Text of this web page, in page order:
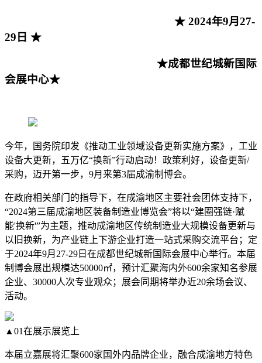
★ 2024年9月27-
29日 ★
★成都世纪城新国际
会展中心★
今年，国务院印发《推动工业领域设备更新实施方案》，工业
设备大更新，五万亿“换新”行动启动！政策利好，设备更新/
采购，迈开第一步，9月来第3届成渝制博会。
在政府相关部门的指导下，在成渝地区主要社会团体支持下，
“2024第三届成渝地区装备制造业博览会”将以“建圈强链·赋
能'换新'”为主题，推动成渝地区传统制造业大规模设备更新与
以旧换新，为产业链上下游企业打造一站式采购交流平台；定
于2024年9月27-29日在成都世纪城新国际会展中心举行。本届
制博会展出规模达50000㎡，预计汇聚海内外600余家知名参展
企业、30000人次专业观众；展会同期将举办近20余场会议、
活动。
▲01在展示展览上
本届立嘉展将汇聚600家国外内品牌企业，融合成渝地方特色